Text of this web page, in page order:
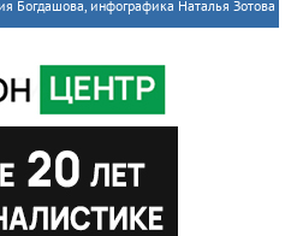
Богдашова, инфографика Наталья Зотова